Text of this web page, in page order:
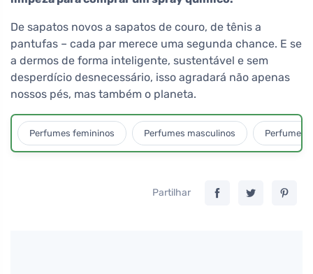
De sapatos novos a sapatos de couro, de tênis a
pantufas – cada par merece uma segunda chance. E se
a dermos de forma inteligente, sustentável e sem
desperdício desnecessário, isso agradará não apenas
nossos pés, mas também o planeta.
Perfumes femininos Perfumes masculinos Perfumes
Partilhar